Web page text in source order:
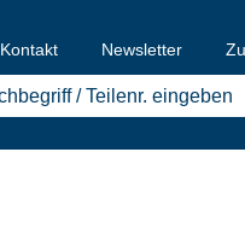
Kontakt Newsletter